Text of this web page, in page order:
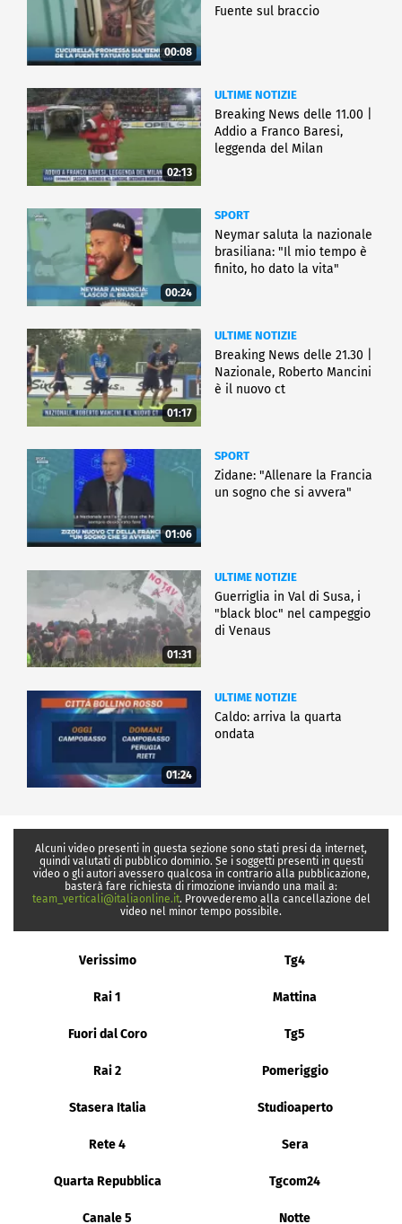
00:08
Fuente sul braccio
02:13
ULTIME NOTIZIE
Breaking News delle 11.00 |
Addio a Franco Baresi,
leggenda del Milan
00:24
SPORT
Neymar saluta la nazionale
brasiliana: "Il mio tempo è
finito, ho dato la vita"
01:17
ULTIME NOTIZIE
Breaking News delle 21.30 |
Nazionale, Roberto Mancini
è il nuovo ct
01:06
SPORT
Zidane: "Allenare la Francia
un sogno che si avvera"
01:31
ULTIME NOTIZIE
Guerriglia in Val di Susa, i
"black bloc" nel campeggio
di Venaus
01:24
ULTIME NOTIZIE
Caldo: arriva la quarta
ondata
Alcuni video presenti in questa sezione sono stati presi da internet,
quindi valutati di pubblico dominio. Se i soggetti presenti in questi
video o gli autori avessero qualcosa in contrario alla pubblicazione,
basterà fare richiesta di rimozione inviando una mail a:
team_verticali@italiaonline.it. Provvederemo alla cancellazione del
video nel minor tempo possibile.
Verissimo Tg4
Rai 1 Mattina
Fuori dal Coro Tg5
Rai 2 Pomeriggio
Stasera Italia Studioaperto
Rete 4 Sera
Quarta Repubblica Tgcom24
Canale 5 Notte